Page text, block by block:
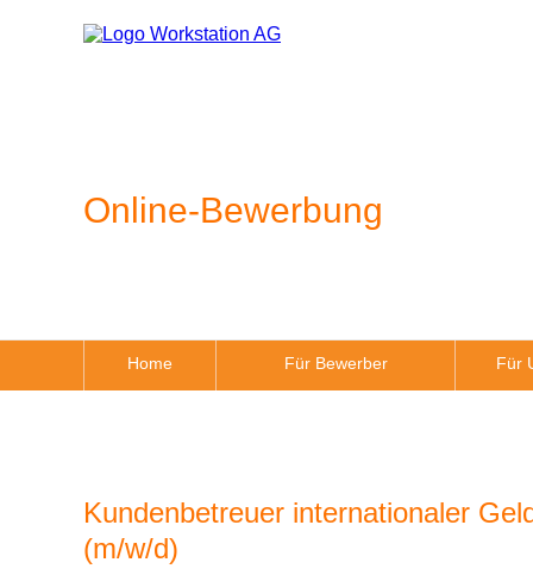
Online-Bewerbung
Home Für Bewerber Für
Kundenbetreuer internationaler
(m/w/d)